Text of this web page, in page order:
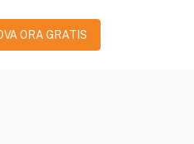
ORA GRATIS